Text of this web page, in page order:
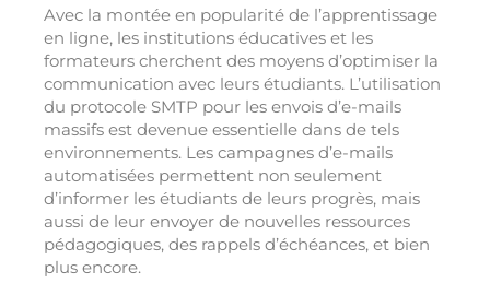
Avec la montée en popularité de l’apprentissage
en ligne, les institutions éducatives et les
formateurs cherchent des moyens d’optimiser la
communication avec leurs étudiants. L’utilisation
du protocole SMTP pour les envois d’e-mails
massifs est devenue essentielle dans de tels
environnements. Les campagnes d’e-mails
automatisées permettent non seulement
d’informer les étudiants de leurs progrès, mais
aussi de leur envoyer de nouvelles ressources
pédagogiques, des rappels d’échéances, et bien
plus encore.